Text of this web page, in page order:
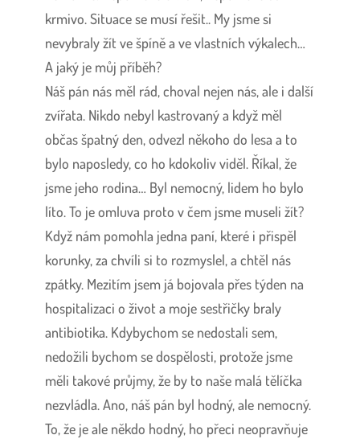
krmivo. Situace se musí řešit.. My jsme si
nevybraly žít ve špíně a ve vlastních výkalech…
A jaký je můj příběh?
Náš pán nás měl rád, choval nejen nás, ale i další
zvířata. Nikdo nebyl kastrovaný a když měl
občas špatný den, odvezl někoho do lesa a to
bylo naposledy, co ho kdokoliv viděl. Říkal, že
jsme jeho rodina… Byl nemocný, lidem ho bylo
líto. To je omluva proto v čem jsme museli žít?
Když nám pomohla jedna paní, které i přispěl
korunky, za chvíli si to rozmyslel, a chtěl nás
zpátky. Mezitím jsem já bojovala přes týden na
hospitalizaci o život a moje sestřičky braly
antibiotika. Kdybychom se nedostali sem,
nedožili bychom se dospělosti, protože jsme
měli takové průjmy, že by to naše malá tělíčka
nezvládla. Ano, náš pán byl hodný, ale nemocný.
To, že je ale někdo hodný, ho přeci neopravňuje